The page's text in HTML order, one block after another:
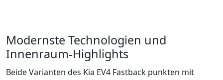
Modernste Technologien und
Innenraum-Highlights
Beide Varianten des Kia EV4 Fastback punkten mit